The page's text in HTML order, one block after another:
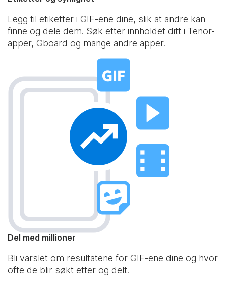
Legg til etiketter i GIF-ene dine, slik at andre kan
finne og dele dem. Søk etter innholdet ditt i Tenor-
apper, Gboard og mange andre apper.
Del med millioner
Bli varslet om resultatene for GIF-ene dine og hvor
ofte de blir søkt etter og delt.